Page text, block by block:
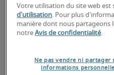
Excellente capacité
Bonne capacité de
Bonne connaissance
produits
Votre utilisation du site web est
d'utilisation. Pour plus
manière dont nous partageons
notreAvis de confidentialité.
Ne pas vendre ni partager
informations